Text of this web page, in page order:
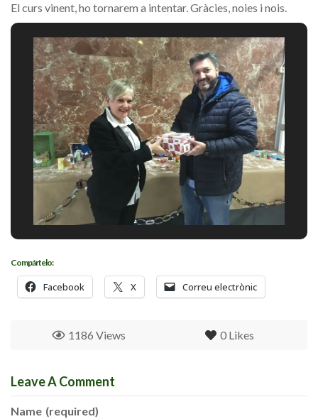
El curs vinent, ho tornarem a intentar. Gràcies, noies i nois.
Compártelo:
Facebook X Correu electrònic
0 Likes
1186 Views
Leave A Comment
Name (required)